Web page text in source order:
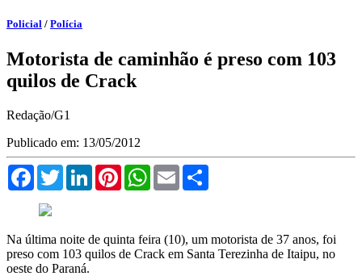
Policial / Polícia
Motorista de caminhão é preso com 103
quilos de Crack
Redação/G1
Publicado em: 13/05/2012
FacebookTwitterLinkedInPinterestWhatsApp
Email
Na última noite de quinta feira (10), um motorista de 37 anos, foi
preso com 103 quilos de Crack em Santa Terezinha de Itaipu, no
oeste do Paraná.